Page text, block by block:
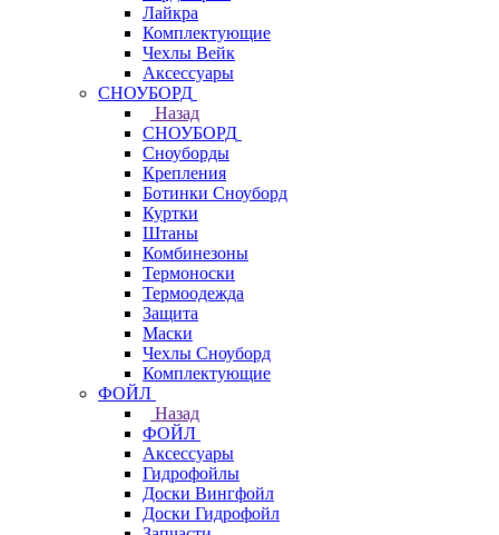
Лайкра
Комплектующие
Чехлы Вейк
Аксессуары
СНОУБОРД
Назад
СНОУБОРД
Сноуборды
Крепления
Ботинки Сноуборд
Куртки
Штаны
Комбинезоны
Термоноски
Термоодежда
Защита
Маски
Чехлы Сноуборд
Комплектующие
ФОЙЛ
Назад
ФОЙЛ
Аксессуары
Гидрофойлы
Доски Вингфойл
Доски Гидрофойл